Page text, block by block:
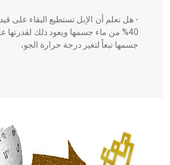
- هل تعلم أن الإبل تستطيع البقاء على
40% من ماء جسمها ويعود ذلك لقدرتها
جسمها تبعاً لتغير درجة حرارة الجو،
الحكم، الأدلة، تنظيم التغذية، ورسالته
له الفضل بأنه حرر الطب من الدين